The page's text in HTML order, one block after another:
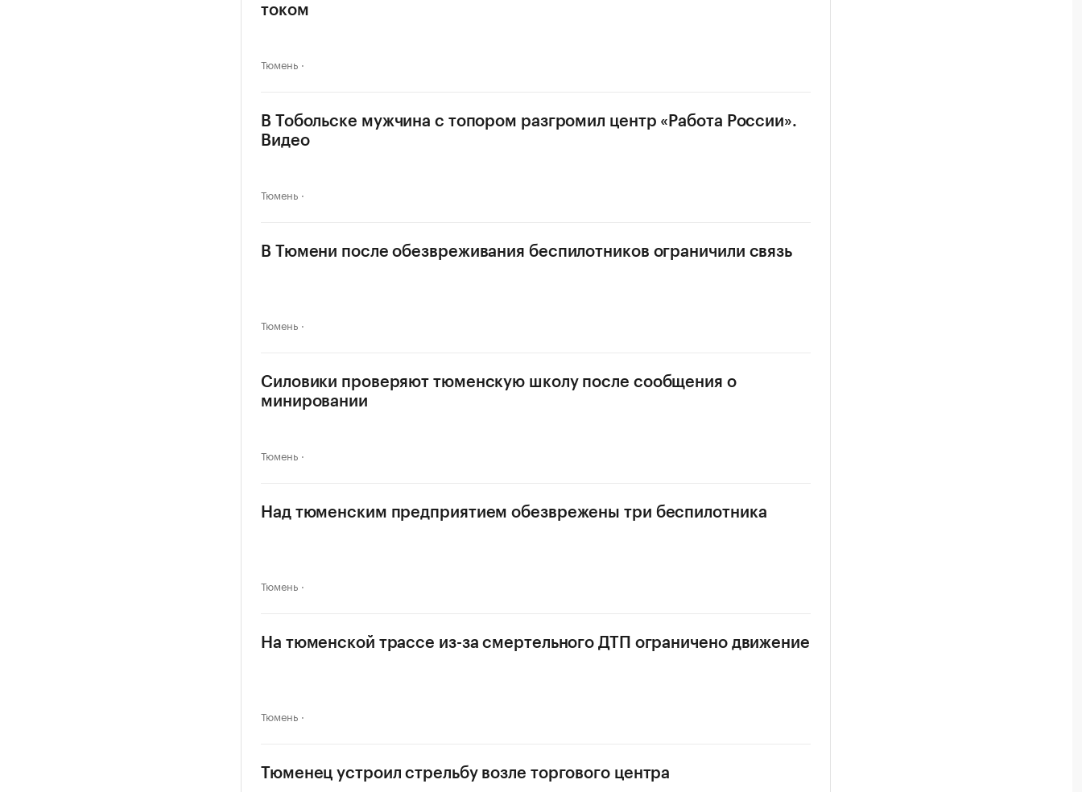
током
Тюмень
В Тобольске мужчина с топором разгромил центр «Работа России».
Видео
Тюмень
В Тюмени после обезвреживания беспилотников ограничили связь
Тюмень
Силовики проверяют тюменскую школу после сообщения о
минировании
Тюмень
Над тюменским предприятием обезврежены три беспилотника
Тюмень
На тюменской трассе из-за смертельного ДТП ограничено движение
Тюмень
Тюменец устроил стрельбу возле торгового центра